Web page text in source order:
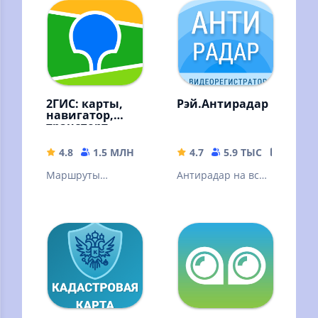
2ГИС: карты,
навигатор,
транспорт,
4.8 1.5 МЛН
296.71 MB
Маршруты
транспорта.
Метро. Пробки.
Камеры. Онлайн и
офлайн
Рэй.Антирадар
4.7 5.9 ТЫС
Антирадар на все
поездок на авто
без штрафов